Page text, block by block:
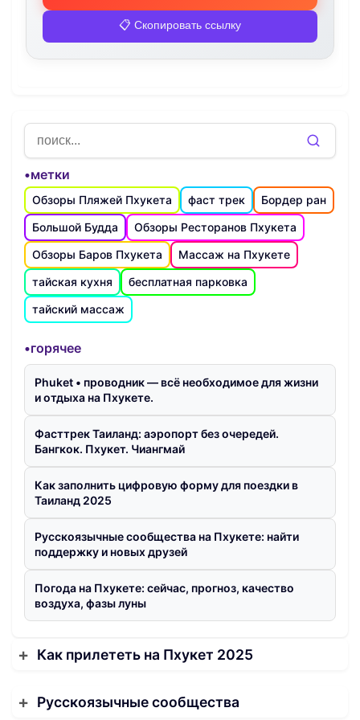
📋 Скопировать ссылку
•метки
Обзоры Пляжей Пхукета фаст трек
Бордер ран
Большой Будда
Обзоры Ресторанов Пхукета
Обзоры Баров Пхукета
Массаж на Пхукете
тайская кухня
бесплатная парковка
тайский массаж
•горячее
Phuket • проводник — всё необходимое для жизни
и отдыха на Пхукете.
Фасттрек Таиланд: аэропорт без очередей.
Бангкок. Пхукет. Чиангмай
Как заполнить цифровую форму для поездки в
Таиланд 2025
Русскоязычные сообщества на Пхукете: найти
поддержку и новых друзей
Погода на Пхукете: сейчас, прогноз, качество
воздуха, фазы луны
Как прилететь на Пхукет 2025
Русскоязычные сообщества